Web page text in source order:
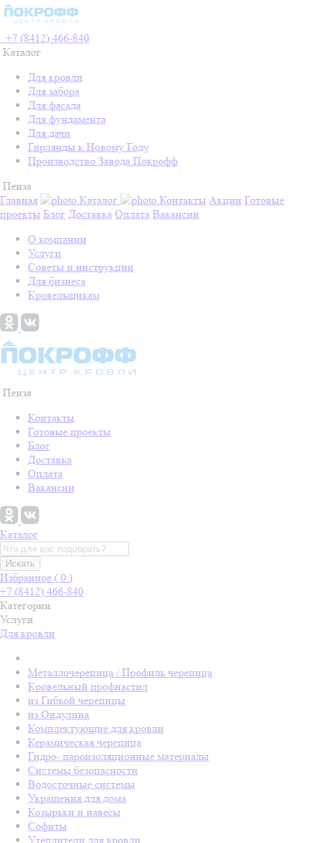
+7 (8412) 466-840
Каталог
Для кровли
Для забора
Для фасада
Для фундамента
Для дачи
Гирлянды к Новому Году
Производство Завода Покрофф
Пенза
Главная
Каталог Контакты Акции Готовые
проекты Блог Доставка Оплата Вакансии
О компании
Услуги
Советы и инструкции
Для бизнеса
Кровельщикам
Пенза
Контакты
Готовые проекты
Блог
Доставка
Оплата
Вакансии
Каталог
Искать
Избранное ( 0 )
+7 (8412) 466-840
Категории
Услуги
Для кровли
Металлочерепица / Профиль черепица
Кровельный профнастил
из Гибкой черепицы
из Ондулина
Комплектующие для кровли
Керамическая черепица
Гидро- пароизоляционные материалы
Системы безопасности
Водосточные системы
Украшения для дома
Козырьки и навесы
Софиты
Утеплители для кровли